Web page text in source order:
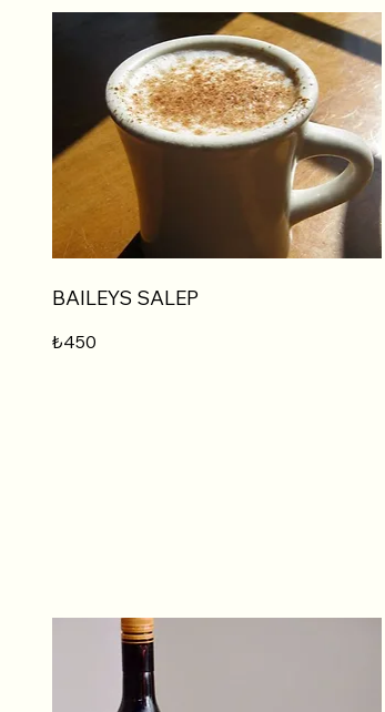
BAILEYS SALEP
₺450